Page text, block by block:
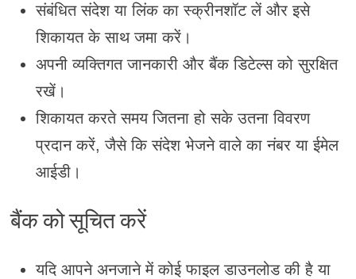
संबंधित संदेश या लिंक का स्क्रीनशॉट लें और इसे
शिकायत के साथ जमा करें।
अपनी व्यक्तिगत जानकारी और बैंक डिटेल्स को सुरक्षित
रखें।
शिकायत करते समय जितना हो सके उतना विवरण
प्रदान करें, जैसे कि संदेश भेजने वाले का नंबर या ईमेल
आईडी।
बैंक को सूचित करें
यदि आपने अनजाने में कोई फाइल डाउनलोड की है या